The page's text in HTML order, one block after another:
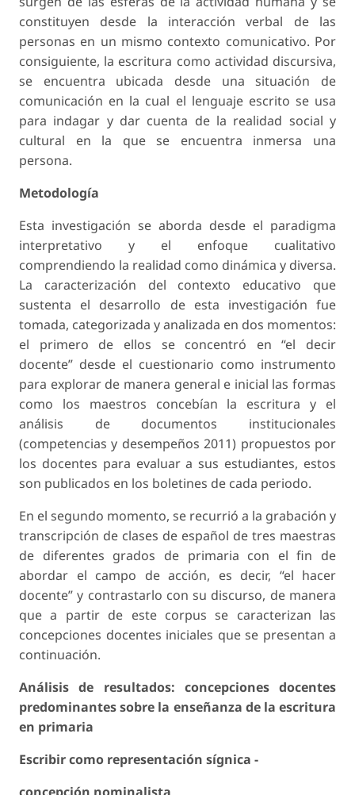
constituyen desde la interacción verbal de las
personas en un mismo contexto comunicativo. Por
consiguiente, la escritura como actividad discursiva,
se encuentra ubicada desde una situación de
comunicación en la cual el lenguaje escrito se usa
para indagar y dar cuenta de la realidad social y
cultural en la que se encuentra inmersa una
persona.
Metodología
Esta investigación se aborda desde el paradigma
interpretativo y el enfoque cualitativo
comprendiendo la realidad como dinámica y diversa.
La caracterización del contexto educativo que
sustenta el desarrollo de esta investigación fue
tomada, categorizada y analizada en dos momentos:
el primero de ellos se concentró en “el decir
docente” desde el cuestionario como instrumento
para explorar de manera general e inicial las formas
como los maestros concebían la escritura y el
análisis de documentos institucionales
(competencias y desempeños 2011) propuestos por
los docentes para evaluar a sus estudiantes, estos
son publicados en los boletines de cada periodo.
En el segundo momento, se recurrió a la grabación y
transcripción de clases de español de tres maestras
de diferentes grados de primaria con el fin de
abordar el campo de acción, es decir, “el hacer
docente” y contrastarlo con su discurso, de manera
que a partir de este corpus se caracterizan las
concepciones docentes iniciales que se presentan a
continuación.
Análisis de resultados: concepciones docentes
predominantes sobre la enseñanza de la escritura
en primaria
Escribir como representación sígnica -